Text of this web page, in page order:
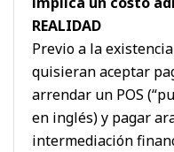
REALIDAD
Previo a la
quisieran aceptar
arrendar un POS
en inglés) y pagar
intermediación